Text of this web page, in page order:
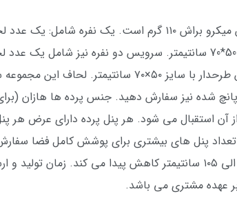
شده نیز سفارش دهید. جنس پرده ها هازان
پنل های بیشتری برای پوشش کامل فضا
عهده مشتری می باشد.